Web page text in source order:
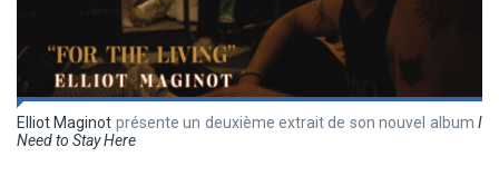
Elliot Maginot présente un deuxième extrait de son nouvel albumI
Need to Stay Here